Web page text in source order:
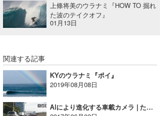
上條将美のウラナミ『HOW TO 掘れ
た波のテイクオフ』
01月13日
関連する記事
KYのウラナミ『ポイ』
2019年08月08日
AIにより進化する車載カメラ | たっちーのウラナミ